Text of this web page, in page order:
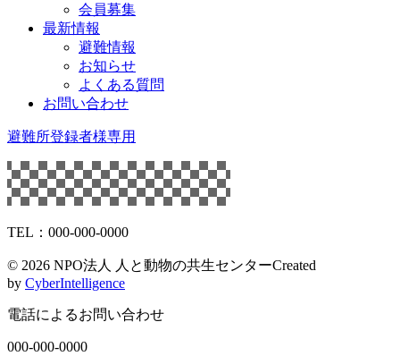
会員募集
最新情報
避難情報
お知らせ
よくある質問
お問い合わせ
避難所登録者様専用
TEL：000-000-0000
© 2026 NPO法人 人と動物の共生センターCreated
by CyberIntelligence
電話によるお問い合わせ
000-000-0000